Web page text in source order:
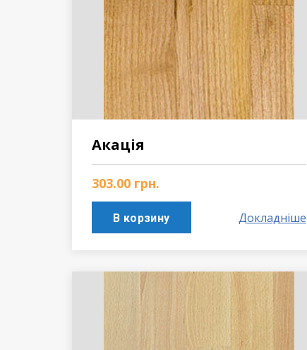
Акація
303.00 грн.
В корзину Докладніше